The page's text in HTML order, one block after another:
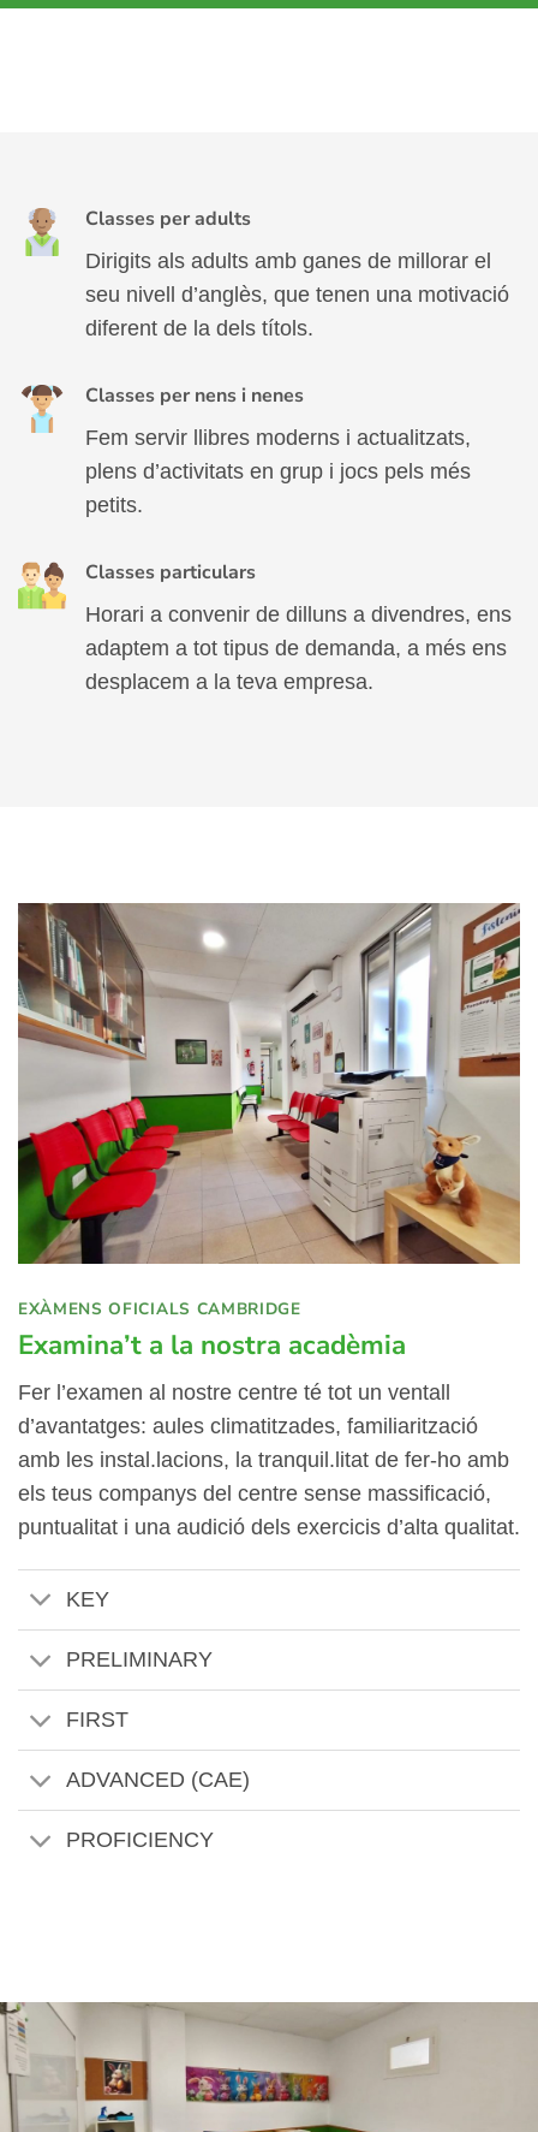
Classes per adults
Dirigits als adults amb ganes de millorar el
seu nivell d’anglès, que tenen una motivació
diferent de la dels títols.
Classes per nens i nenes
Fem servir llibres moderns i actualitzats,
plens d’activitats en grup i jocs pels més
petits.
Classes particulars
Horari a convenir de dilluns a divendres, ens
adaptem a tot tipus de demanda, a més ens
desplacem a la teva empresa.
EXÀMENS OFICIALS CAMBRIDGE
Examina’t a la nostra acadèmia
Fer l’examen al nostre centre té tot un ventall
d’avantatges: aules climatitzades, familiarització
amb les instal.lacions, la tranquil.litat de fer-ho amb
els teus companys del centre sense massificació,
puntualitat i una audició dels exercicis d’alta qualitat.
KEY
PRELIMINARY
FIRST
ADVANCED (CAE)
PROFICIENCY